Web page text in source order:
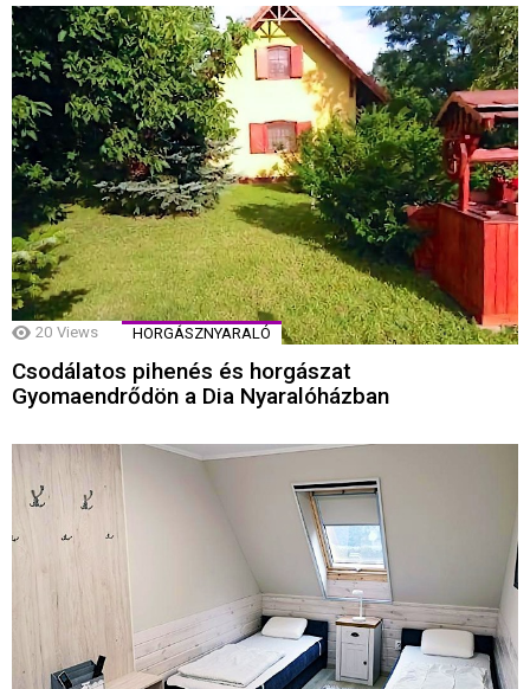
20 Views HORGÁSZNYARALÓ
Csodálatos pihenés és horgászat
Gyomaendrődön a Dia Nyaralóházban